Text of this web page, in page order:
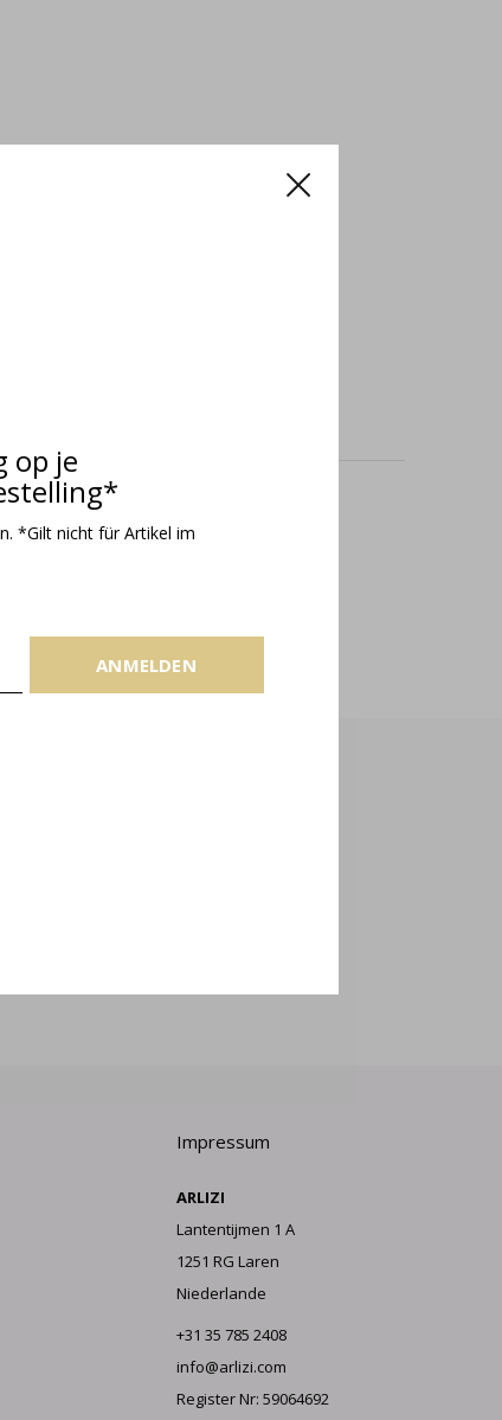
op je
*Gilt nicht für Artikel im
ANMELDEN
Impressum
ARLIZI
Lantentijmen 1 A
1251 RG Laren
Niederlande
+31 35 785 2408
info@arlizi.com
Register Nr: 59064692